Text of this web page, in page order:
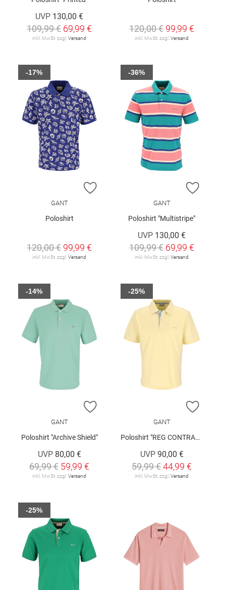
UVP 130,00 €
109,99 € 69,99 €
inkl. MwSt. zzgl.Versand
120,00 € 99,99 €
inkl. MwSt. zzgl.Versand
ZUR WUNSCHLISTE HINZUFÜGEN
GANT
Poloshirt
120,00 € 99,99 €
inkl. MwSt. zzgl.Versand
-17%
ZUR
GANT
Poloshirt "Multistripe"
UVP 130,00 €
109,99 € 69,99 €
inkl. MwSt. zzgl.Versand
-36%
ZUR WUNSCHLISTE HINZUFÜGEN
GANT
Poloshirt "Archive Shield"
UVP 80,00 €
69,99 € 59,99 €
inkl. MwSt. zzgl. Versand
-14%
ZUR
GANT
Poloshirt "REG CONTRAST"
UVP 90,00 €
59,99 €44,99 €
inkl. MwSt. zzgl. Versand
-25%
-25%